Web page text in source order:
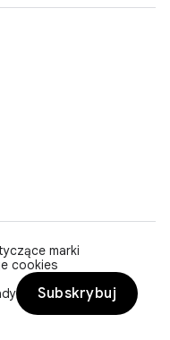
marki
cookies
Subskrybuj